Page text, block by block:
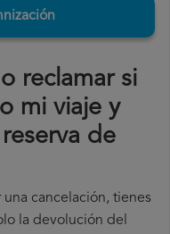
reclamar si
mi viaje y
de
cancelación, tienes
la devolución del